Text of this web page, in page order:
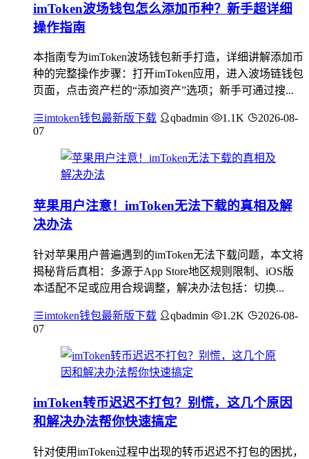
imToken波场钱包怎么添加币种？新手超详细
操作指南
本指南专为imToken波场钱包新手打造，详细讲解添加币
种的完整操作步骤：打开imToken应用，进入波场链钱包
页面，点击资产栏的“添加资产”选项；新手可通过搜...
imtoken钱包最新版下载 qbadmin 1.1K
2026-08-
07
苹果用户注意！imToken无法下载的真相及解
决办法
针对苹果用户普遍遇到的imToken无法下载问题，本文将
揭秘背后真相：多源于App Store地区规则限制、iOS版
本适配不足或应用合规调整，解决办法包括：切换...
imtoken钱包最新版下载 qbadmin 1.2K
2026-08-
07
imToken转币迟迟不打包？别慌，这几个原因
和解决办法帮你快速搞定
针对使用imToken过程中出现的转币迟迟不打包的困扰，